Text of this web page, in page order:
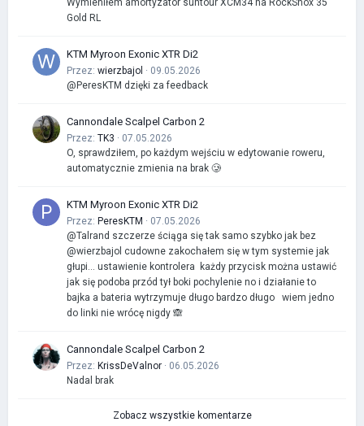
Wymieniłem amortyzator suntour XCM34 na RockShox 35
Gold RL
KTM Myroon Exonic XTR Di2
Przez: wierzbajol · 09.05.2026
@PeresKTM dzięki za feedback
Cannondale Scalpel Carbon 2
Przez: TK3 · 07.05.2026
O, sprawdziłem, po każdym wejściu w edytowanie roweru,
automatycznie zmienia na brak 🥲
KTM Myroon Exonic XTR Di2
Przez: PeresKTM · 07.05.2026
@Talrand szczerze ściąga się tak samo szybko jak bez
@wierzbajol cudowne zakochałem się w tym systemie jak
głupi… ustawienie kontrolera każdy przycisk można ustawić
jak się podoba przód tył boki pochylenie no i działanie to
bajka a bateria wytrzymuje długo bardzo długo wiem jedno
do linki nie wrócę nigdy 🙈
Cannondale Scalpel Carbon 2
Przez: KrissDeValnor · 06.05.2026
Nadal brak
Zobacz wszystkie komentarze